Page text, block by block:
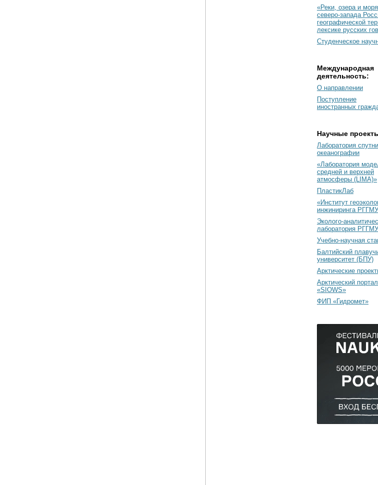
«Реки, озера и моря
северо-запада
географической
лексике русских
Студенческое
Международная
деятельность:
О направлении
Поступление
иностранных
Научные
Лаборатория
океанографии
«Лаборатория
средней и верхней
атмосферы (LIMA)»
ПластикЛаб
«Институт
инжиниринга
Эколого-
лаборатория РГГМУ
Учебно-научная
Балтийский
университет (БПУ)
Арктические
Арктический портал
«SIOWS»
ФИП «Гидромет»